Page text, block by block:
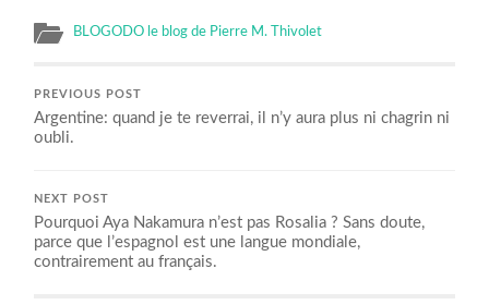
BLOGODO le blog de Pierre M. Thivolet
PREVIOUS POST
Argentine: quand je te reverrai, il n’y aura plus ni chagrin ni
oubli.
NEXT POST
Pourquoi Aya Nakamura n’est pas Rosalia ? Sans doute,
parce que l’espagnol est une langue mondiale,
contrairement au français.